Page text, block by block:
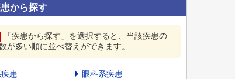
から探す
「疾患から探す」を選択すると、当該疾患の
が多い順に並べ替えができます。
患
眼科系疾患